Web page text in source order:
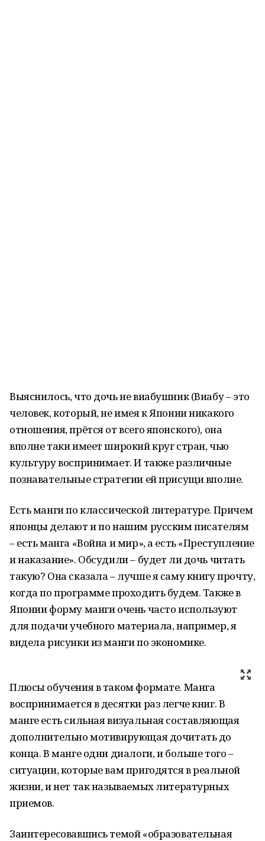
Выяснилось, что дочь не виабушник (Виабу – это
человек, который, не имея к Японии никакого
отношения, прётся от всего японского), она
вполне таки имеет широкий круг стран, чью
культуру воспринимает. И также различные
познавательные стратегии ей присущи вполне.
Есть манги по классической литературе. Причем
японцы делают и по нашим русским писателям
– есть манга «Война и мир», а есть «Преступление
и наказание». Обсудили – будет ли дочь читать
такую? Она сказала – лучше я саму книгу прочту,
когда по программе проходить будем. Также в
Японии форму манги очень часто используют
для подачи учебного материала, например, я
видела рисунки из манги по экономике.
Плюсы обучения в таком формате. Манга
воспринимается в десятки раз легче книг. В
манге есть сильная визуальная составляющая
дополнительно мотивирующая дочитать до
конца. В манге одни диалоги, и больше того –
ситуации, которые вам пригодятся в реальной
жизни, и нет так называемых литературных
приемов.
Заинтересовавшись темой «образовательная